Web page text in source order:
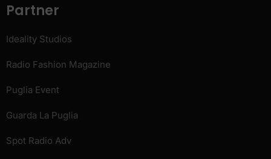
Partner
Ideality Studios
Radio Fashion Magazine
Puglia Event
Guarda La Puglia
Spot Radio Adv